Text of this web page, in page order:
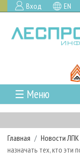
Вход EN
☰ Меню
ГЛАВНАЯ
РУБРИКИ И ТЕМЫ
РУБРИКИ ЖУРНАЛА
НОВОСТИ
Главная Новости ЛПК
назначать тех, кто